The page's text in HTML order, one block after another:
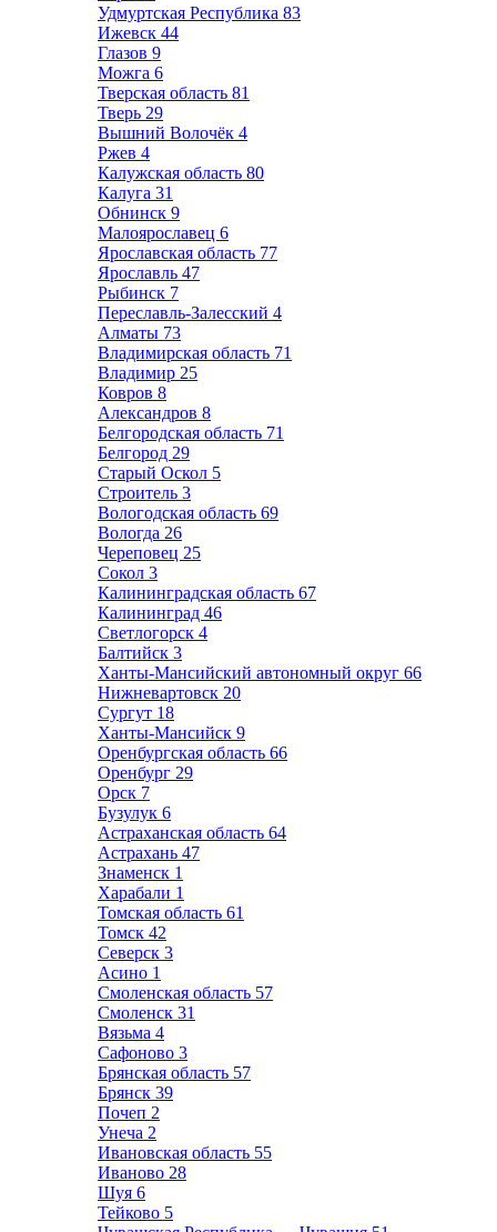
Удмуртская Республика 83
Ижевск 44
Глазов 9
Можга 6
Тверская область 81
Тверь 29
Вышний Волочёк 4
Ржев 4
Калужская область 80
Калуга 31
Обнинск 9
Малоярославец 6
Ярославская область 77
Ярославль 47
Рыбинск 7
Переславль-Залесский 4
Алматы 73
Владимирская область 71
Владимир 25
Ковров 8
Александров 8
Белгородская область 71
Белгород 29
Старый Оскол 5
Строитель 3
Вологодская область 69
Вологда 26
Череповец 25
Сокол 3
Калининградская область 67
Калининград 46
Светлогорск 4
Балтийск 3
Ханты-Мансийский автономный округ 66
Нижневартовск 20
Сургут 18
Ханты-Мансийск 9
Оренбургская область 66
Оренбург 29
Орск 7
Бузулук 6
Астраханская область 64
Астрахань 47
Знаменск 1
Харабали 1
Томская область 61
Томск 42
Северск 3
Асино 1
Смоленская область 57
Смоленск 31
Вязьма 4
Сафоново 3
Брянская область 57
Брянск 39
Почеп 2
Унеча 2
Ивановская область 55
Иваново 28
Шуя 6
Тейково 5